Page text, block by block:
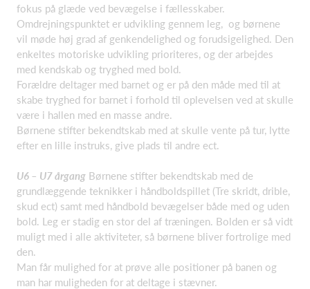
fokus på glæde ved bevægelse i fællesskaber.
Omdrejningspunktet er udvikling gennem leg, og børnene
vil møde høj grad af genkendelighed og forudsigelighed. Den
enkeltes motoriske udvikling prioriteres, og der arbejdes
med kendskab og tryghed med bold.
Forældre deltager med barnet og er på den måde med til at
skabe tryghed for barnet i forhold til oplevelsen ved at skulle
være i hallen med en masse andre.
Børnene stifter bekendtskab med at skulle vente på tur, lytte
efter en lille instruks, give plads til andre ect.
U6 – U7 årgang Børnene stifter bekendtskab med de
grundlæggende teknikker i håndboldspillet (Tre skridt, drible,
skud ect) samt med håndbold bevægelser både med og uden
bold. Leg er stadig en stor del af træningen. Bolden er så vidt
muligt med i alle aktiviteter, så børnene bliver fortrolige med
den.
Man får mulighed for at prøve alle positioner på banen og
man har muligheden for at deltage i stævner.